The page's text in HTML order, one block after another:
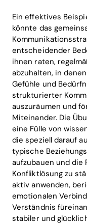
Ein effektives
könnte das
entscheidender
ihnen raten,
abzuhalten, in
Gefühle und
strukturierter
auszuräumen und
Miteinander. Die
eine Fülle von
die speziell darauf
typische
aufzubauen und die
Konfliktlösung zu
aktiv anwenden,
emotionalen
Verständnis
stabiler und